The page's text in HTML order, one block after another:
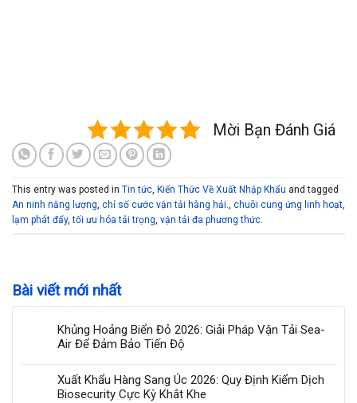
Mời Bạn Đánh Giá
This entry was posted in Tin tức, Kiến Thức Về Xuất Nhập Khẩu and tagged
An ninh năng lượng, chỉ số cước vận tải hàng hải., chuỗi cung ứng linh hoạt,
lạm phát đẩy,tối ưu hóa tải trọng, vận tải đa phương thức.
Bài viết mới nhất
Khủng Hoảng Biển Đỏ 2026: Giải Pháp Vận Tải Sea-
Air Để Đảm Bảo Tiến Độ
Xuất Khẩu Hàng Sang Úc 2026: Quy Định Kiểm Dịch
Biosecurity Cực Kỳ Khắt Khe